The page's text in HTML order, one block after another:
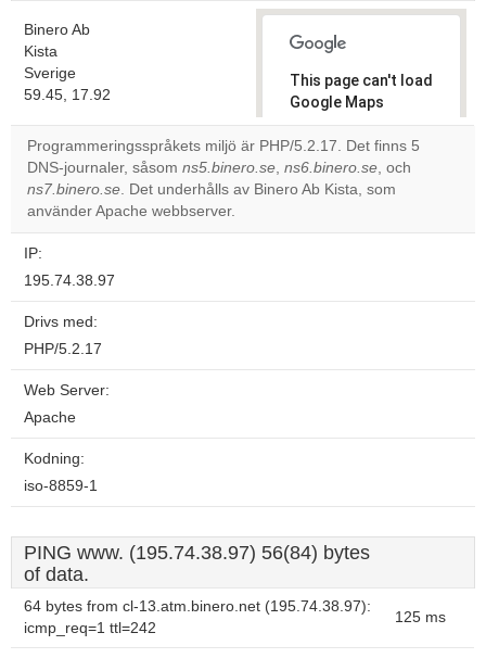
Binero Ab
Kista
Sverige
59.45, 17.92
This page can't load
Google Maps
correctly.
Do you
own this
Programmeringsspråkets miljö är PHP/5.2.17. Det finns 5
DNS-journaler, såsom ns5.binero.se, ns6.binero.se, och
ns7.binero.se. Det underhålls av Binero Ab Kista, som
använder Apache webbserver.
IP:
195.74.38.97
Drivs med:
PHP/5.2.17
Web Server:
Apache
Kodning:
iso-8859-1
PING www. (195.74.38.97) 56(84) bytes
of data.
64 bytes from cl-13.atm.binero.net (195.74.38.97):
icmp_req=1 ttl=242
125 ms